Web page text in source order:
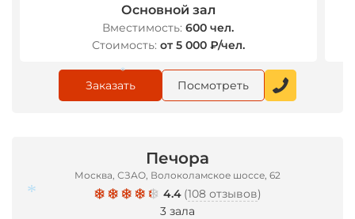
Основной зал
Вместимость: 600 чел.
Стоимость: от 5 000 ₽/чел.
Заказать Посмотреть
Печора
Москва, СЗАО, Волоколамское шоссе, 62
4.4 (108 отзывов)
3 зала